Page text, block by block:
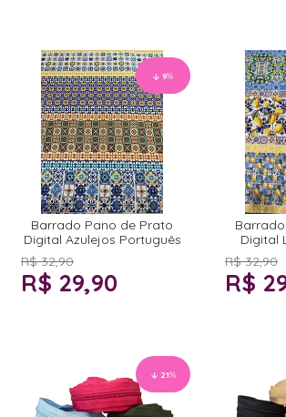
9%
Barrado Pano de Prato
Digital Azulejos Português
R$ 32,90
R$ 29,90
Digital
R$ 32,90
R$
21%